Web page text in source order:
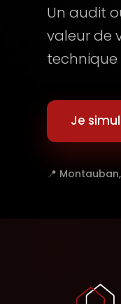
Un audit
valeur de
technique
Je
📍